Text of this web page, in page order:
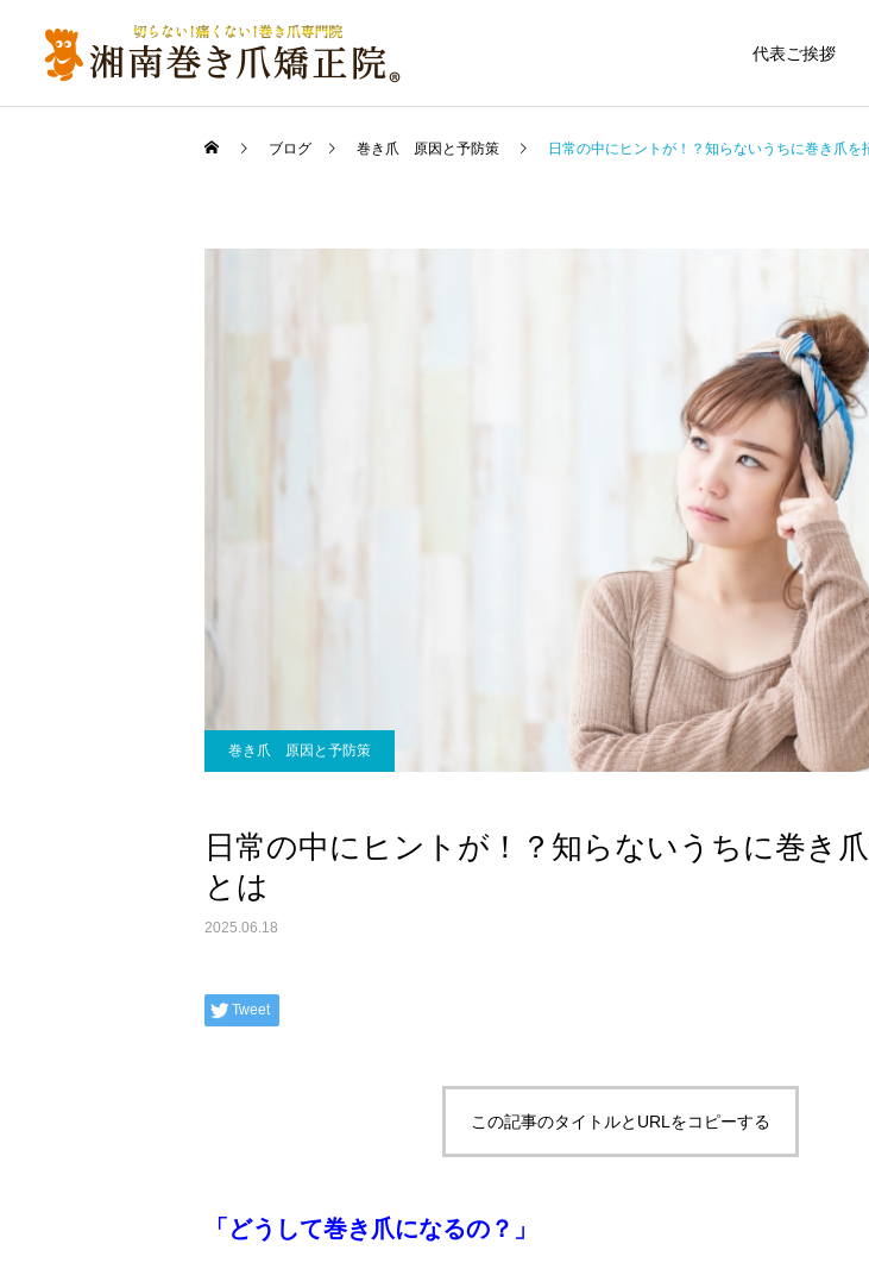
代表ご挨拶
ブログ 巻き爪 原因と予防策 日常の中にヒントが！？知らないうちに巻き爪を
巻き爪 原因と予防策
日常の中にヒントが！？知らないうちに巻き
とは
2025.06.18
Tweet
この記事のタイトルとURLをコピーする
「どうして巻き爪になるの？」